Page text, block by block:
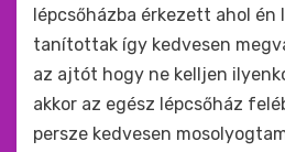
lépcsőházba érkezett ahol én
tanítottak így kedvesen
az ajtót hogy ne kelljen
akkor az egész lépcsőház
persze kedvesen